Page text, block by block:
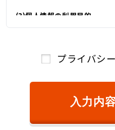
(3)個人情報の利用目的
で、適法かつ公正に利用
①ご本人様確認のた
②商品またはサービ
価のご請求のため
プライバシ
入力内